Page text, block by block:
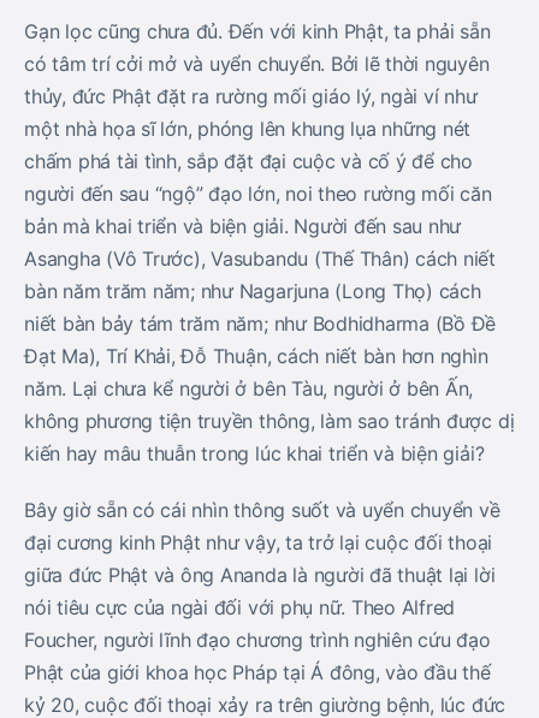
Gạn lọc cũng chưa đủ. Ðến với kinh Phật, ta phải sẵn
có tâm trí cởi mở và uyển chuyển. Bởi lẽ thời nguyên
thủy, đức Phật đặt ra rường mối giáo lý, ngài ví như
một nhà họa sĩ lớn, phóng lên khung lụa những nét
chấm phá tài tình, sắp đặt đại cuộc và cố ý để cho
người đến sau “ngộ” đạo lớn, noi theo rường mối căn
bản mà khai triển và biện giải. Người đến sau như
Asangha (Vô Trước), Vasubandu (Thế Thân) cách niết
bàn năm trăm năm; như Nagarjuna (Long Thọ) cách
niết bàn bảy tám trăm năm; như Bodhidharma (Bồ Ðề
Ðạt Ma), Trí Khải, Ðỗ Thuận, cách niết bàn hơn nghìn
năm. Lại chưa kể người ở bên Tàu, người ở bên Ấn,
không phương tiện truyền thông, làm sao tránh được dị
kiến hay mâu thuẫn trong lúc khai triển và biện giải?
Bây giờ sẵn có cái nhìn thông suốt và uyển chuyển về
đại cương kinh Phật như vậy, ta trở lại cuộc đối thoại
giữa đức Phật và ông Ananda là người đã thuật lại lời
nói tiêu cực của ngài đối với phụ nữ. Theo Alfred
Foucher, người lĩnh đạo chương trình nghiên cứu đạo
Phật của giới khoa học Pháp tại Á đông, vào đầu thế
kỷ 20, cuộc đối thoại xảy ra trên giường bệnh, lúc đức